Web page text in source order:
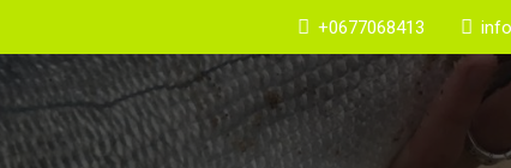
+0677068413